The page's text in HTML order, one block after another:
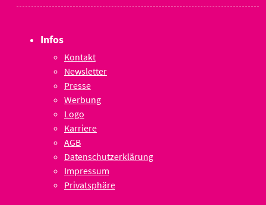
Infos
Kontakt
Newsletter
Presse
Werbung
Logo
Karriere
AGB
Datenschutzerklärung
Impressum
Privatsphäre